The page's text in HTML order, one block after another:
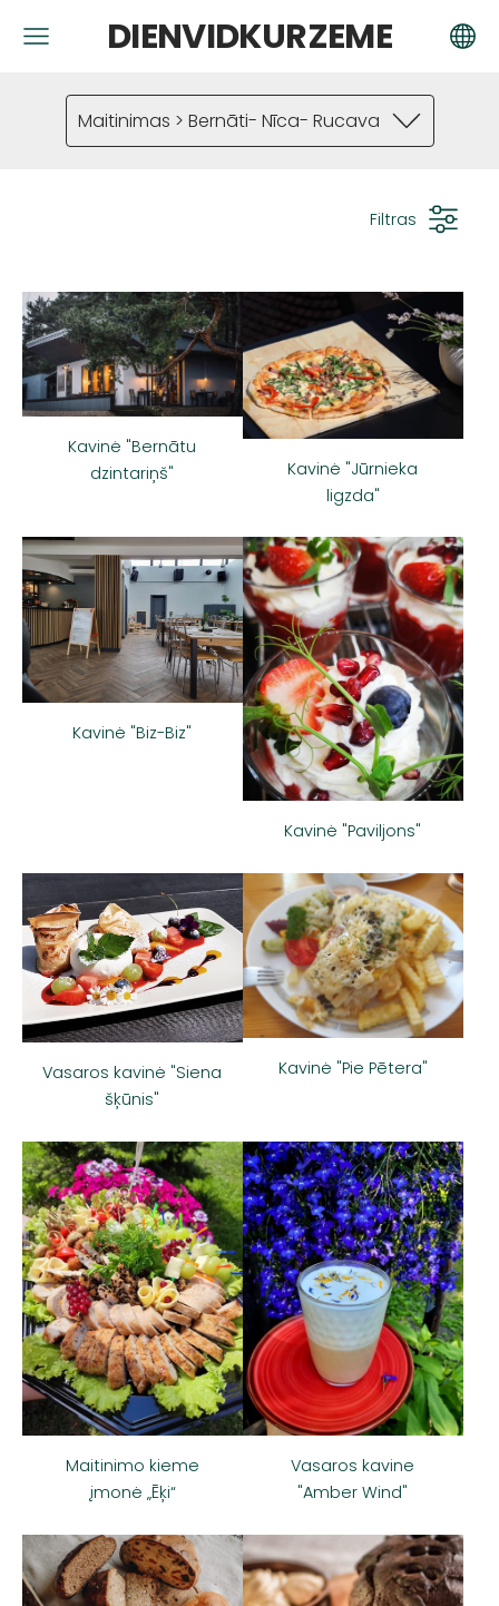
DIENVIDKURZEME
Maitinimas > Bernāti- Nīca- Rucava
Filtras
Kavinė "Bernātu
dzintariņš"
Kavinė "Jūrnieka
ligzda"
Kavinė "Biz-Biz"
Kavinė "Paviljons"
Vasaros kavinė "Siena
šķūnis"
Kavinė "Pie Pētera"
Maitinimo kieme
įmonė „Ēķi“
Vasaros kavine
"Amber Wind"